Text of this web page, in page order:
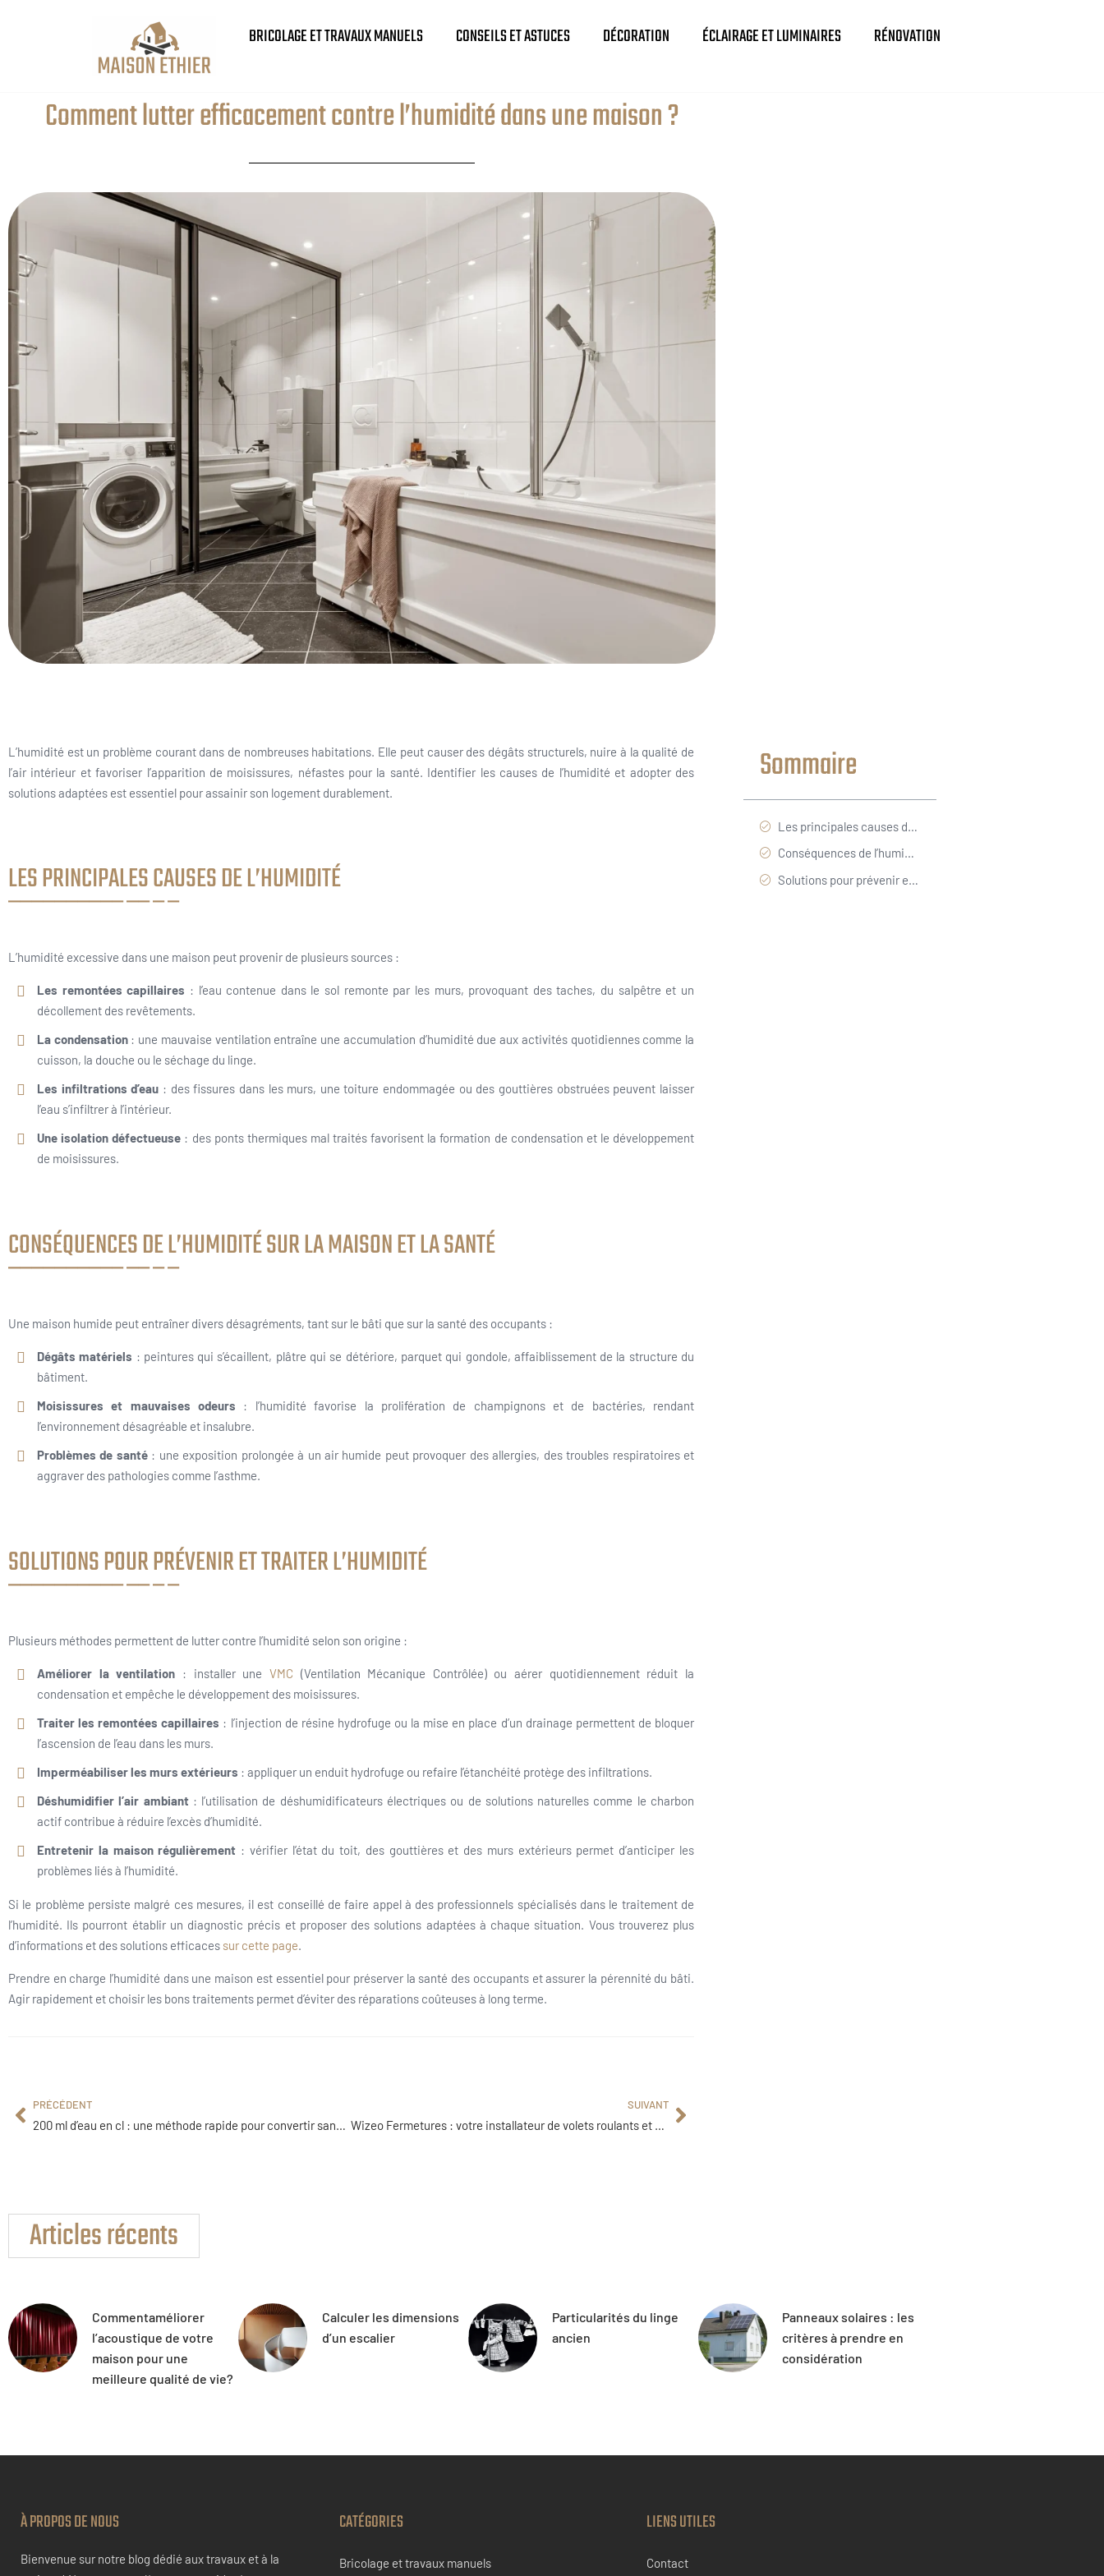
BRICOLAGE ET TRAVAUX MANUELS CONSEILS ET ASTUCES DÉCORATION ÉCLAIRAGE ET LUMINAIRES RÉNOVATION
Comment lutter efficacement contre l’humidité dans une maison ?
L’humidité est un problème courant dans de nombreuses habitations. Elle peut causer des dégâts structurels, nuire à la qualité de
l’air intérieur et favoriser l’apparition de moisissures, néfastes pour la santé. Identifier les causes de l’humidité et adopter des
solutions adaptées est essentiel pour assainir son logement durablement.
LES PRINCIPALES CAUSES DE L’HUMIDITÉ
L’humidité excessive dans une maison peut provenir de plusieurs sources :
Les remontées capillaires : l’eau contenue dans le sol remonte par les murs, provoquant des taches, du salpêtre et un
décollement des revêtements.
La condensation: une mauvaise ventilation entraîne une accumulation d’humidité due aux activités quotidiennes comme la
cuisson, la douche ou le séchage du linge.
Les infiltrations d’eau : des fissures dans les murs, une toiture endommagée ou des gouttières obstruées peuvent laisser
l’eau s’infiltrer à l’intérieur.
Une isolation défectueuse : des ponts thermiques mal traités favorisent la formation de condensation et le développement
de moisissures.
CONSÉQUENCES DE L’HUMIDITÉ SUR LA MAISON ET LA SANTÉ
Une maison humide peut entraîner divers désagréments, tant sur le bâti que sur la santé des occupants :
Dégâts matériels : peintures qui s’écaillent, plâtre qui se détériore, parquet qui gondole, affaiblissement de la structure du
bâtiment.
Moisissures et mauvaises odeurs : l’humidité favorise la prolifération de champignons et de bactéries, rendant
l’environnement désagréable et insalubre.
Problèmes de santé: une exposition prolongée à un air humide peut provoquer des allergies, des troubles respiratoires et
aggraver des pathologies comme l’asthme.
SOLUTIONS POUR PRÉVENIR ET TRAITER L’HUMIDITÉ
Plusieurs méthodes permettent de lutter contre l’humidité selon son origine :
Améliorer la ventilation : installer une VMC (Ventilation Mécanique Contrôlée) ou aérer quotidiennement réduit la
condensation et empêche le développement des moisissures.
Traiter les remontées capillaires : l’injection de résine hydrofuge ou la mise en place d’un drainage permettent de bloquer
l’ascension de l’eau dans les murs.
Imperméabiliser les murs extérieurs : appliquer un enduit hydrofuge ou refaire l’étanchéité protège des infiltrations.
Déshumidifier l’air ambiant: l’utilisation de déshumidificateurs électriques ou de solutions naturelles comme le charbon
actif contribue à réduire l’excès d’humidité.
Entretenir la maison régulièrement : vérifier l’état du toit, des gouttières et des murs extérieurs permet d’anticiper les
problèmes liés à l’humidité.
Si le problème persiste malgré ces mesures, il est conseillé de faire appel à des professionnels spécialisés dans le traitement de
l’humidité. Ils pourront établir un diagnostic précis et proposer des solutions adaptées à chaque situation. Vous trouverez plus
d’informations et des solutions efficaces sur cette page.
Prendre en charge l’humidité dans une maison est essentiel pour préserver la santé des occupants et assurer la pérennité du bâti.
Agir rapidement et choisir les bons traitements permet d’éviter des réparations coûteuses à long terme.
PRÉCÉDENT
200 ml d’eau en cl : une méthode rapide pour convertir sans erreur
SUIVANT
Wizeo Fermetures : votre installateur de volets roulants et de portes de garage
Sommaire
Les principales causes de l’humidité
Conséquences de l’humidité sur la maison et la santé
Solutions pour prévenir et traiter l’humidité
Articles récents
Commentaméliorer
l’acoustique de votre
maison pour une
meilleure qualité de vie?
Calculer les dimensions
d’un escalier
Particularités du linge
ancien
Panneaux solaires : les
critères à prendre en
considération
À PROPOS DE NOUS
Bienvenue sur notre blog dédié aux travaux et à la
CATÉGORIES
Bricolage et travaux manuels
LIENS UTILES
Contact